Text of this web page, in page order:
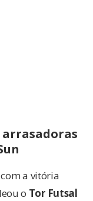
a vitória
o Tor Futsal